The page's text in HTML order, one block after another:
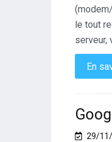
le tout
serveur,
En
29/